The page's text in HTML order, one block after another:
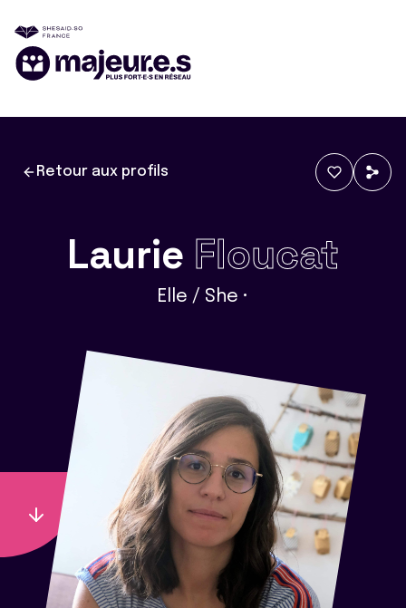
Retour aux profils
Laurie Floucat
Elle / She •